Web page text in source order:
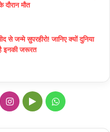
मौत
से जन्मे सुपरहीरो! जानिए क्यों दुनिया
इनकी जरूरत
Instagram
GoogleWhatsApp